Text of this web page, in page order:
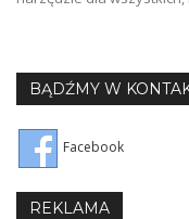
BĄDŹMY W
Facebook
REKLAMA